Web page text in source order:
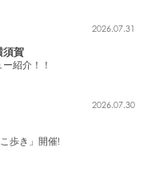
2026.07.31
賀
紹介！！
2026.07.30
歩き」開催!